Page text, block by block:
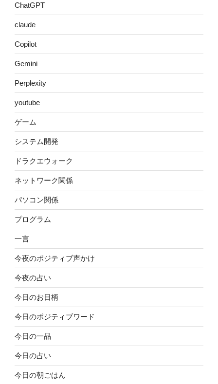
ChatGPT
claude
Copilot
Gemini
Perplexity
youtube
ゲーム
システム開発
ドラクエウォーク
ネットワーク関係
パソコン関係
プログラム
一言
今夜のポジティブ声かけ
今夜の占い
今日のお日柄
今日のポジティブワード
今日の一品
今日の占い
今日の朝ごはん